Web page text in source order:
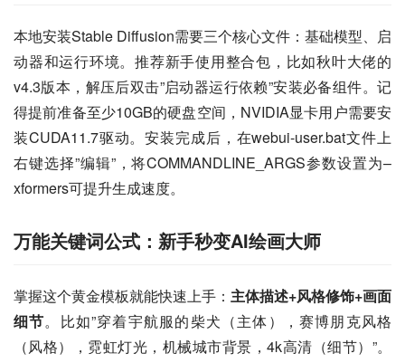
本地安装Stable Diffusion需要三个核心文件：基础模型、启
动器和运行环境。推荐新手使用整合包，比如秋叶大佬的
v4.3版本，解压后双击”启动器运行依赖”安装必备组件。记
得提前准备至少10GB的硬盘空间，NVIDIA显卡用户需要安
装CUDA11.7驱动。安装完成后，在webui-user.bat文件上
右键选择”编辑”，将COMMANDLINE_ARGS参数设置为–
xformers可提升生成速度。
万能关键词公式：新手秒变AI绘画大师
掌握这个黄金模板就能快速上手： 主体描述+风格修饰+画面
细节。比如”穿着宇航服的柴犬（主体），赛博朋克风格
（风格），霓虹灯光，机械城市背景，4k高清（细节）”。